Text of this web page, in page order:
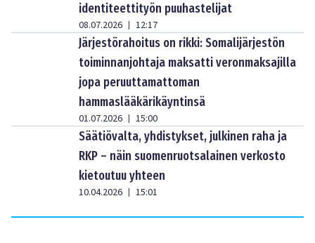
identiteettityön puuhastelijat
08.07.2026 | 12:17
Järjestörahoitus on rikki: Somalijärjestön
toiminnanjohtaja maksatti veronmaksajilla
jopa peruuttamattoman
hammaslääkärikäyntinsä
01.07.2026 | 15:00
Säätiövalta, yhdistykset, julkinen raha ja
RKP – näin suomenruotsalainen verkosto
kietoutuu yhteen
10.04.2026 | 15:01